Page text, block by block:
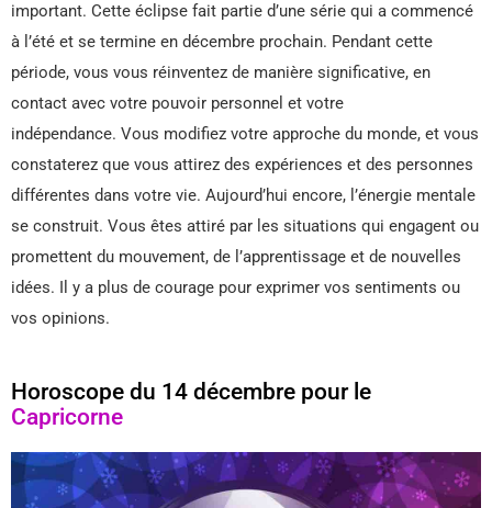
important. Cette éclipse fait partie d’une série qui a commencé
à l’été et se termine en décembre prochain. Pendant cette
période, vous vous réinventez de manière significative, en
contact avec votre pouvoir personnel et votre
indépendance. Vous modifiez votre approche du monde, et vous
constaterez que vous attirez des expériences et des personnes
différentes dans votre vie. Aujourd’hui encore, l’énergie mentale
se construit. Vous êtes attiré par les situations qui engagent ou
promettent du mouvement, de l’apprentissage et de nouvelles
idées. Il y a plus de courage pour exprimer vos sentiments ou
vos opinions.
Horoscope du 14 décembre pour le
Capricorne